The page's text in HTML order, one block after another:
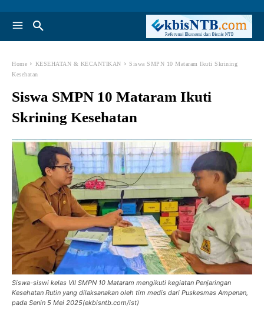
Home KESEHATAN & KECANTIKAN
Siswa SMPN 10 Mataram Ikuti Skrining
Kesehatan
Siswa SMPN 10 Mataram Ikuti
Skrining Kesehatan
Siswa-siswi kelas VII SMPN 10 Mataram mengikuti kegiatan Penjaringan
Kesehatan Rutin yang dilaksanakan oleh tim medis dari Puskesmas Ampenan,
pada Senin 5 Mei 2025(ekbisntb.com/ist)